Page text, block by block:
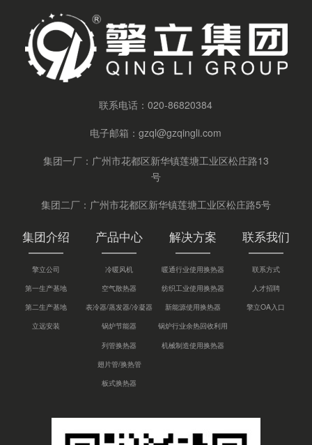
联系电话：020-86820384
电子邮箱：gzql@gzqingli.com
集团一厂：广州市花都区新华镇莲塘工业区松庄路13
号
集团二厂：广州市花都区新华镇莲塘工业区松庄路5号
集团介绍
擎立公司
第一生产基地
第二生产基地
立远安装
产品中心
冷暖风机
空气散热器
表冷器/蒸发器/冷凝器
锅炉节能器
列管换热器
翅片管/换热管
板式换热器
解决方案
暖通行业使用换热器
纺织工业使用换热器
新能源使用换热器
锅炉行业余热回收利用
机械制造使用换热器
联系我们
联系方式
人才招聘
擎立OA入口